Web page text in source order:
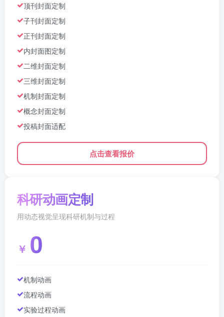
顶刊封面定制
子刊封面定制
正刊封面定制
内封面图定制
二维封面定制
三维封面定制
机制封面定制
概念封面定制
投稿封面适配
点击查看报价
科研动画定制
用动态视觉呈现科研机制与过程
￥ 0
机制动画
流程动画
实验过程动画